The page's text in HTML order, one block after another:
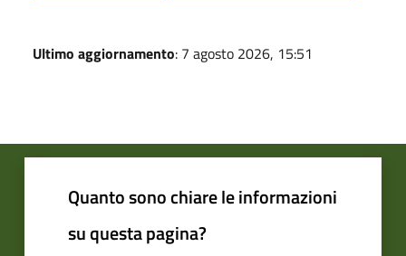
Ultimo aggiornamento: 7 agosto 2026, 15:51
Quanto sono chiare le informazioni
su questa pagina?